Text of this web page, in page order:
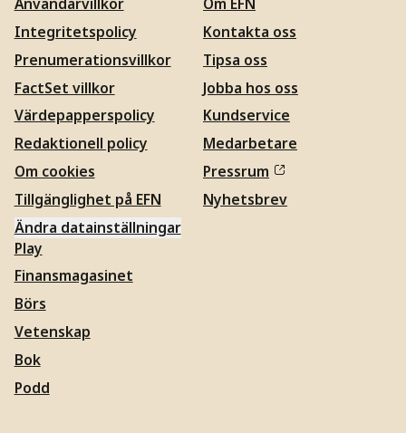
Integritetspolicy
Prenumerationsvillkor
FactSet villkor
Värdepapperspolicy
Redaktionell policy
Om cookies
Tillgänglighet på EFN
Ändra datainställningar
Kontakta oss
Tipsa oss
Jobba hos oss
Kundservice
Medarbetare
Pressrum
Nyhetsbrev
Play
Finansmagasinet
Börs
Vetenskap
Bok
Podd